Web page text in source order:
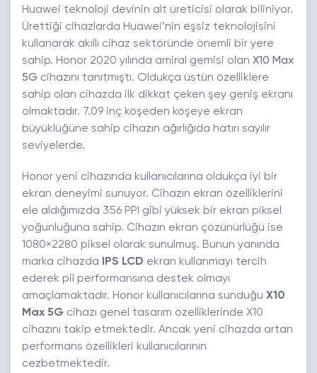
Huawei teknoloji devinin alt üreticisi olarak biliniyor.
Ürettiği cihazlarda Huawei’nin eşsiz teknolojisini
kullanarak akıllı cihaz sektöründe önemli bir yere
sahip. Honor 2020 yılında amiral gemisi olan X10 Max
5G cihazını tanıtmıştı. Oldukça üstün özelliklere
sahip olan cihazda ilk dikkat çeken şey geniş ekranı
olmaktadır. 7.09 inç köşeden köşeye ekran
büyüklüğüne sahip cihazın ağırlığıda hatırı sayılır
seviyelerde.
Honor yeni cihazında kullanıcılarına oldukça iyi bir
ekran deneyimi sunuyor. Cihazın ekran özelliklerini
ele aldığımızda 356 PPI gibi yüksek bir ekran piksel
yoğunluğuna sahip. Cihazın ekran çözünürlüğü ise
1080×2280 piksel olarak sunulmuş. Bunun yanında
marka cihazda IPS LCD ekran kullanmayı tercih
ederek pil performansına destek olmayı
amaçlamaktadır. Honor kullanıcılarına sunduğu X10
Max 5G cihazı genel tasarım özelliklerinde X10
cihazını takip etmektedir. Ancak yeni cihazda artan
performans özellikleri kullanıcılarının
cezbetmektedir.